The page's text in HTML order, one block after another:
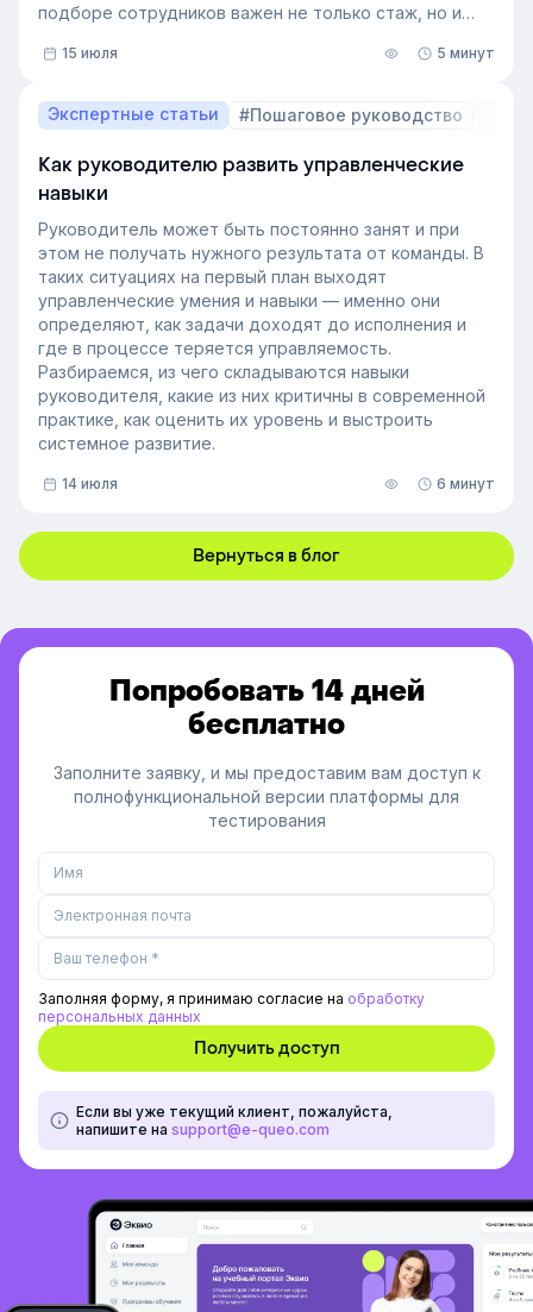
подборе сотрудников важен не только стаж, но и
В этой статье разберём, релевантный опыт работы
и внутренних переводах, почему не всегда стоит
искать полностью готовых специалистов и как
развивать нужные компетенции внутри компании.
15 июля 5 минут
Экспертные статьи #Пошаговое руководство
Как руководителю развить управленческие
навыки
Руководитель может быть постоянно занят и при
этом не получать нужного результата от команды. В
таких ситуациях на первый план выходят
управленческие умения и навыки — именно они
определяют, как задачи доходят до исполнения и
где в процессе теряется управляемость.
Разбираемся, из чего складываются навыки
руководителя, какие из них критичны в современной
практике, как оценить их уровень и выстроить
системное развитие.
14 июля 6 минут
Вернуться в блог
Попробовать 14 дней
бесплатно
Заполните заявку, и мы предоставим вам доступ к
полнофункциональной версии платформы для
тестирования
Заполняя форму, я принимаю согласие на обработку
персональных данных
Если вы уже текущий клиент, пожалуйста,
напишите на support@e-queo.com